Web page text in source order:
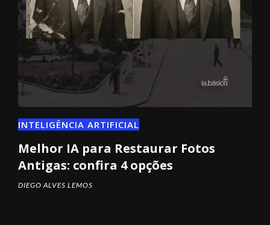
INTELIGÊNCIA ARTIFICIAL
Melhor IA para Restaurar Fotos
Antigas: confira 4 opções
DIEGO ALVES LEMOS